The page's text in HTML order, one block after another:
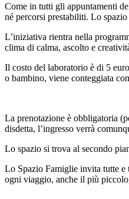
Come in tutti gli appuntamenti
né percorsi prestabiliti. Lo
L’iniziativa rientra nella
clima di calma, ascolto e
Il costo del laboratorio è di 5
o bambino, viene conteggiata
La prenotazione è obbligatoria
disdetta, l’ingresso verrà
Lo spazio si trova al secondo
Lo Spazio Famiglie invita tutte e
ogni viaggio, anche il più